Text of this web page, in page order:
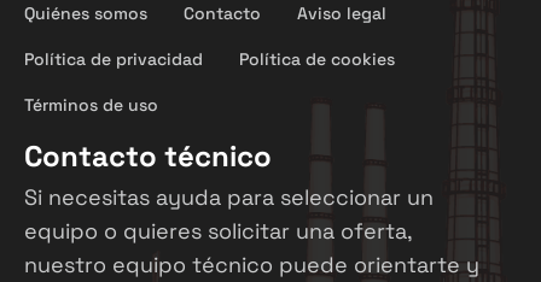
Quiénes somos Contacto Aviso legal
Política de privacidad Política de cookies
Términos de uso
Contacto técnico
Si necesitas ayuda para seleccionar un
equipo o quieres solicitar una oferta,
nuestro equipo técnico puede orientarte y